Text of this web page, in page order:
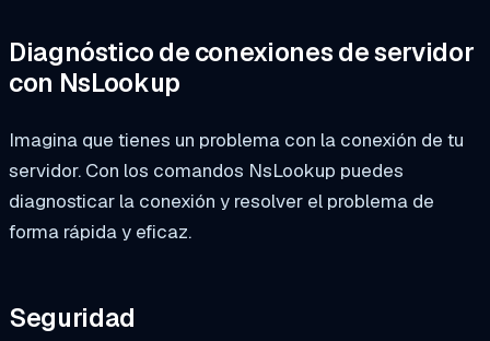
Diagnóstico de conexiones de servidor
con NsLookup
Imagina que tienes un problema con la conexión de tu
servidor. Con los comandos NsLookup puedes
diagnosticar la conexión y resolver el problema de
forma rápida y eficaz.
Seguridad